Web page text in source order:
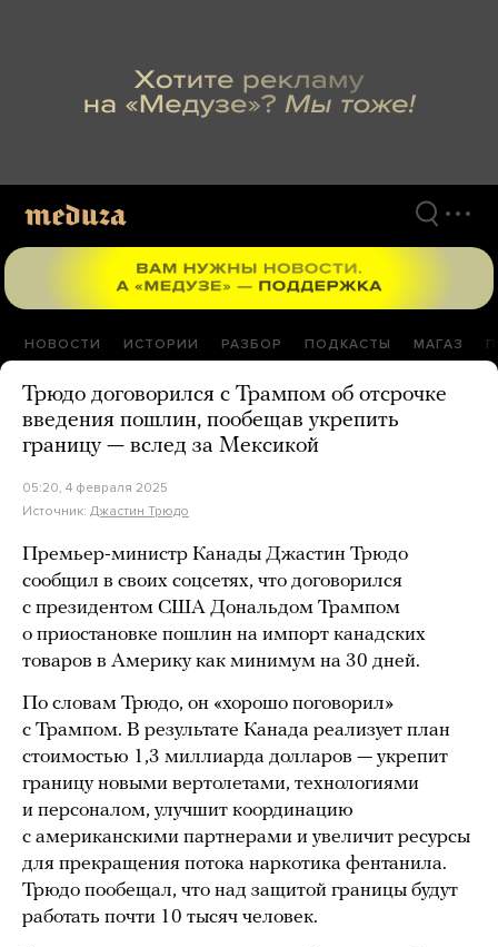
НОВОСТИ ИСТОРИИ РАЗБОР ПОДКАСТЫ МАГАЗ
Трюдо договорился с Трампом об отсрочке
введения пошлин, пообещав укрепить
границу — вслед за Мексикой
05:20, 4 февраля 2025
Источник: Джастин Трюдо
Премьер-министр Канады Джастин Трюдо
сообщил в своих соцсетях, что договорился
с президентом США Дональдом Трампом
о приостановке пошлин на импорт канадских
товаров в Америку как минимум на 30 дней.
По словам Трюдо, он «хорошо поговорил»
с Трампом. В результате Канада реализует план
стоимостью 1,3 миллиарда долларов — укрепит
границу новыми вертолетами, технологиями
и персоналом, улучшит координацию
с американскими партнерами и увеличит ресурсы
для прекращения потока наркотика фентанила.
Трюдо пообещал, что над защитой границы будут
работать почти 10 тысяч человек.